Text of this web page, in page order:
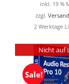
inkl. 19 %
zzgl.
2 Werktage
Nicht auf
Sale!